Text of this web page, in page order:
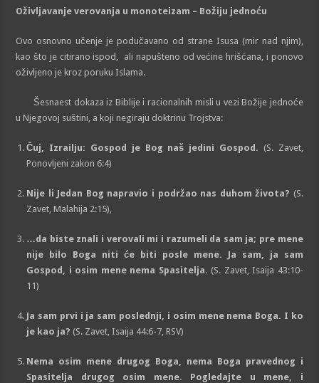
Oživljavanje verovanja u monoteizam – Božiju jednoću
Ovo osnovno učenje je podučavano od strane Isusa (mir nad njim),
kao što je citirano ispod, ali napušteno od većine hrišćana, i ponovo
oživljeno je kroz poruku Islama.
Šesnaest dokaza iz Biblije i racionalnih misli u vezi Božije jednoće
u Njegovoj suštini, a koji negiraju doktrinu Trojstva:
Čuj, Izrailju: Gospod je Bog naš jedini Gospod. (S. Zavet,
Ponovljeni zakon 6:4)
Nije li Jedan Bog napravio i podržao nas duhom života? (S.
Zavet, Malahija 2:15),
…da biste znali i verovali mi i razumeli da sam ja; pre mene
nije bilo Boga niti će biti posle mene. Ja sam, ja sam
Gospod, i osim mene nema Spasitelja. (S. Zavet, Isaija 43:10-
11)
Ja sam prvi i ja sam poslednji, i osim mene nema Boga. I ko
je kao ja? (S. Zavet, Isaija 44:6-7, RSV)
Nema osim mene drugog Boga, nema Boga pravednog i
Spasitelja drugog osim mene. Pogledajte u mene, i